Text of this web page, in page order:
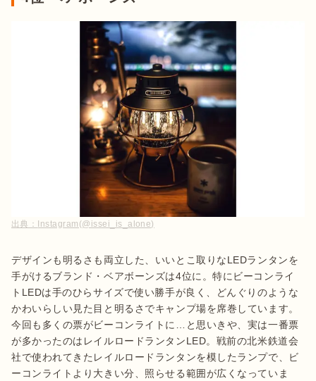
出典： Instagram(@issei_is_alone)
デザインも明るさも両立した、いいとこ取りなLEDランタンを
手がけるブランド・ベアボーンズは4位に。特にビーコンライ
トLEDは手のひらサイズで使い勝手が良く、どんぐりのような
かわいらしい見た目と明るさでキャンプ場を席巻しています。
今回も多くの票がビーコンライトに…と思いきや、実は一番票
が多かったのはレイルロードランタンLED。戦前の北米鉄道会
社で使われてきたレイルロードランタンを模したランプで、ビ
ーコンライトより大きい分、照らせる範囲が広くなっていま